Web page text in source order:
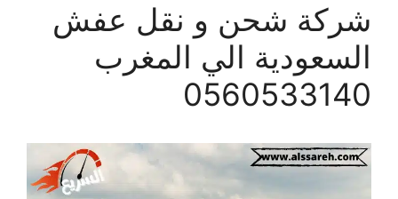
شركة شحن و نقل عفش
السعودية الي المغرب
0560533140